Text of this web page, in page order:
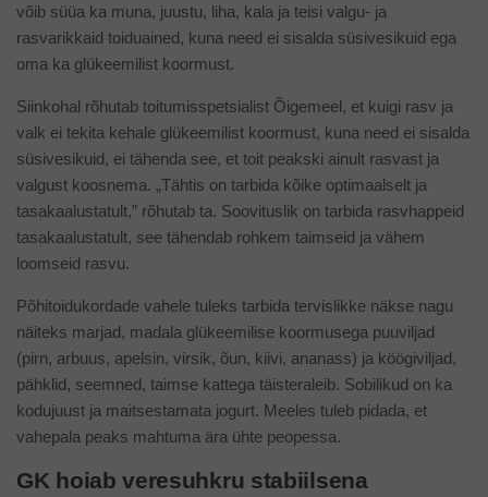
võib süüa ka muna, juustu, liha, kala ja teisi valgu- ja
rasvarikkaid toiduained, kuna need ei sisalda süsivesikuid ega
oma ka glükeemilist koormust.
Siinkohal rõhutab toitumisspetsialist Õigemeel, et kuigi rasv ja
valk ei tekita kehale glükeemilist koormust, kuna need ei sisalda
süsivesikuid, ei tähenda see, et toit peakski ainult rasvast ja
valgust koosnema. „Tähtis on tarbida kõike optimaalselt ja
tasakaalustatult,” rõhutab ta. Soovituslik on tarbida rasvhappeid
tasakaalustatult, see tähendab rohkem taimseid ja vähem
loomseid rasvu.
Põhitoidukordade vahele tuleks tarbida tervislikke näkse nagu
näiteks marjad, madala glükeemilise koormusega puuviljad
(pirn, arbuus, apelsin, virsik, õun, kiivi, ananass) ja köögiviljad,
pähklid, seemned, taimse kattega täisteraleib. Sobilikud on ka
kodujuust ja maitsestamata jogurt. Meeles tuleb pidada, et
vahepala peaks mahtuma ära ühte peopessa.
GK hoiab veresuhkru stabiilsena